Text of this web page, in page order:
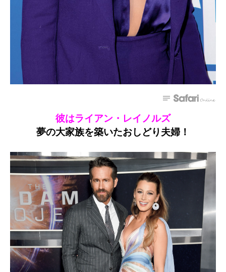
彼はライアン・レイノルズ
夢の大家族を築いたおしどり夫婦！